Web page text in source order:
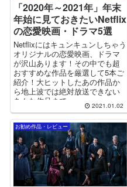
「2020年～2021年」年末
年始に見ておきたいNetflix
の恋愛映画・ドラマ5選
Netflixにはキュンキュンしちゃう
オリジナルの恋愛映画、ドラマ
が沢山あります！その中でも超
おすすめな作品を厳選して5本ご
紹介！大ヒットしたあの作品か
ら地上波では絶対放送できない
あんな作品まで・・・。2021.01.02
お勧め作品・レビュー